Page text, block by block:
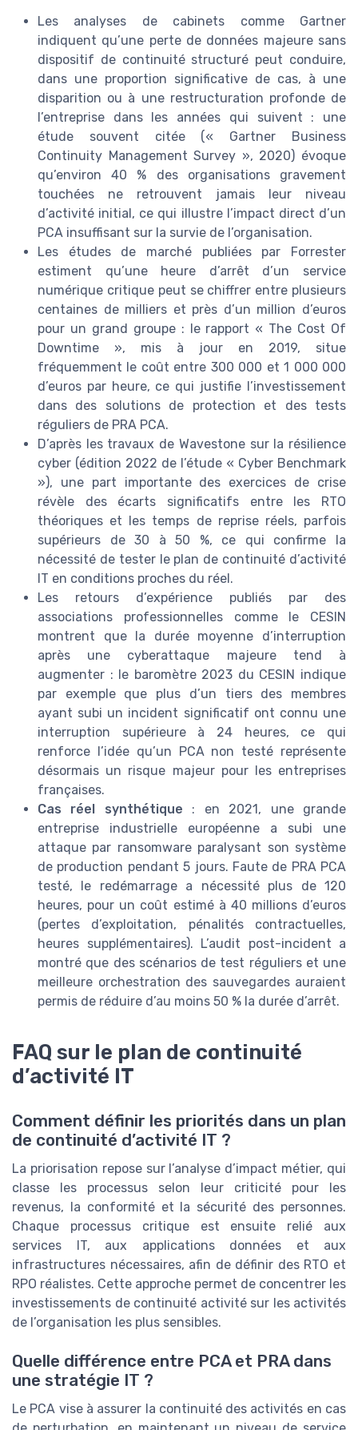
Les analyses de cabinets comme Gartner
indiquent qu’une perte de données majeure sans
dispositif de continuité structuré peut conduire,
dans une proportion significative de cas, à une
disparition ou à une restructuration profonde de
l’entreprise dans les années qui suivent : une
étude souvent citée (« Gartner Business
Continuity Management Survey », 2020) évoque
qu’environ 40 % des organisations gravement
touchées ne retrouvent jamais leur niveau
d’activité initial, ce qui illustre l’impact direct d’un
PCA insuffisant sur la survie de l’organisation.
Les études de marché publiées par Forrester
estiment qu’une heure d’arrêt d’un service
numérique critique peut se chiffrer entre plusieurs
centaines de milliers et près d’un million d’euros
pour un grand groupe : le rapport « The Cost Of
Downtime », mis à jour en 2019, situe
fréquemment le coût entre 300 000 et 1 000 000
d’euros par heure, ce qui justifie l’investissement
dans des solutions de protection et des tests
réguliers de PRA PCA.
D’après les travaux de Wavestone sur la résilience
cyber (édition 2022 de l’étude « Cyber Benchmark
»), une part importante des exercices de crise
révèle des écarts significatifs entre les RTO
théoriques et les temps de reprise réels, parfois
supérieurs de 30 à 50 %, ce qui confirme la
nécessité de tester le plan de continuité d’activité
IT en conditions proches du réel.
Les retours d’expérience publiés par des
associations professionnelles comme le CESIN
montrent que la durée moyenne d’interruption
après une cyberattaque majeure tend à
augmenter : le baromètre 2023 du CESIN indique
par exemple que plus d’un tiers des membres
ayant subi un incident significatif ont connu une
interruption supérieure à 24 heures, ce qui
renforce l’idée qu’un PCA non testé représente
désormais un risque majeur pour les entreprises
françaises.
Cas réel synthétique : en 2021, une grande
entreprise industrielle européenne a subi une
attaque par ransomware paralysant son système
de production pendant 5 jours. Faute de PRA PCA
testé, le redémarrage a nécessité plus de 120
heures, pour un coût estimé à 40 millions d’euros
(pertes d’exploitation, pénalités contractuelles,
heures supplémentaires). L’audit post-incident a
montré que des scénarios de test réguliers et une
meilleure orchestration des sauvegardes auraient
permis de réduire d’au moins 50 % la durée d’arrêt.
FAQ sur le plan de continuité
d’activité IT
Comment définir les priorités dans un plan
de continuité d’activité IT ?
La priorisation repose sur l’analyse d’impact métier, qui
classe les processus selon leur criticité pour les
revenus, la conformité et la sécurité des personnes.
Chaque processus critique est ensuite relié aux
services IT, aux applications données et aux
infrastructures nécessaires, afin de définir des RTO et
RPO réalistes. Cette approche permet de concentrer les
investissements de continuité activité sur les activités
de l’organisation les plus sensibles.
Quelle différence entre PCA et PRA dans
une stratégie IT ?
Le PCA vise à assurer la continuité des activités en cas